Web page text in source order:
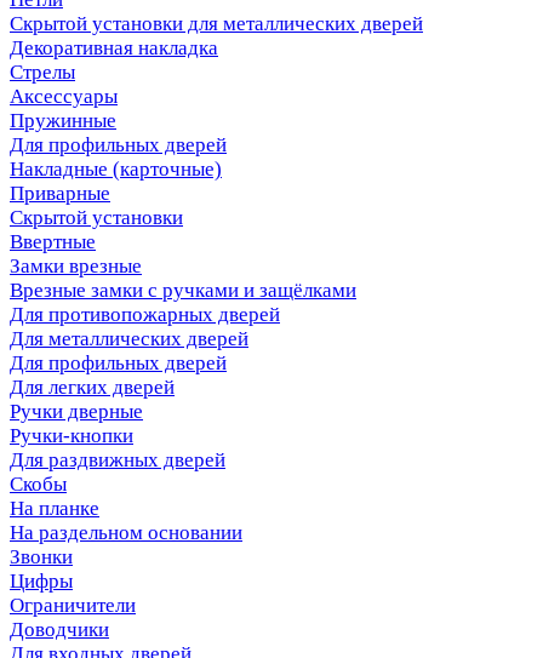
Скрытой установки для металлических дверей
Декоративная накладка
Стрелы
Аксессуары
Пружинные
Для профильных дверей
Накладные (карточные)
Приварные
Скрытой установки
Ввертные
Замки врезные
Врезные замки с ручками и защёлками
Для противопожарных дверей
Для металлических дверей
Для профильных дверей
Для легких дверей
Ручки дверные
Ручки-кнопки
Для раздвижных дверей
Скобы
На планке
На раздельном основании
Звонки
Цифры
Ограничители
Доводчики